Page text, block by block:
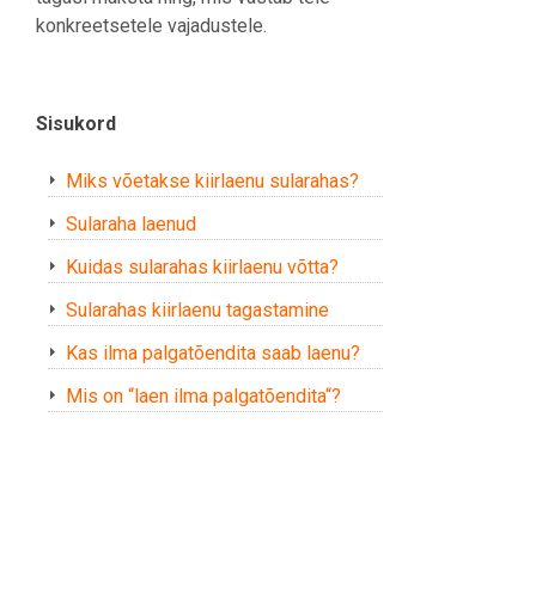
konkreetsetele vajadustele.
Sisukord
Miks võetakse kiirlaenu sularahas?
Sularaha laenud
Kuidas sularahas kiirlaenu võtta?
Sularahas kiirlaenu tagastamine
Kas ilma palgatõendita saab laenu?
Mis on “laen ilma palgatõendita“?